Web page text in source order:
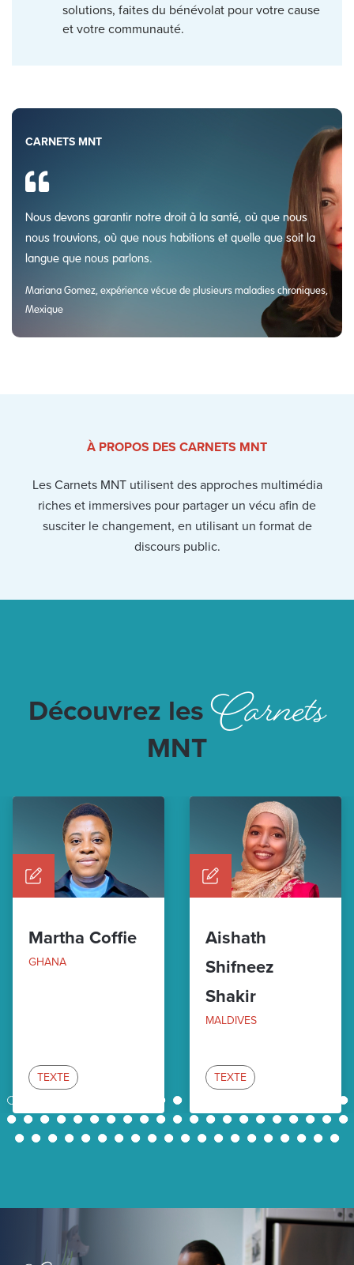
solutions, faites du bénévolat pour votre cause
et votre communauté.
CARNETS MNT
Nous devons garantir notre droit à la santé, où que nous
nous trouvions, où que nous habitions et quelle que soit la
langue que nous parlons.
Mariana Gomez, expérience vécue de plusieurs maladies chroniques,
Mexique
À PROPOS DES CARNETS MNT
Les Carnets MNT utilisent des approches multimédia
riches et immersives pour partager un vécu afin de
susciter le changement, en utilisant un format de
discours public.
Découvrez lesCarnets
MNT
Martha Coffie
GHANA
TEXTE
Aishath
Shifneez
Shakir
MALDIVES
TEXTE
1 10 11
21
22
23 24 25 26 27 28 29 30 31 32 33 34 35 36 37 38 39 40 41
42
43
44 45 46 47 48 49 50 51 52 53 54 55 56 57 58 59 60 61 62